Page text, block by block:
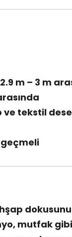
m – 3 m
ve tekstil
mutfak